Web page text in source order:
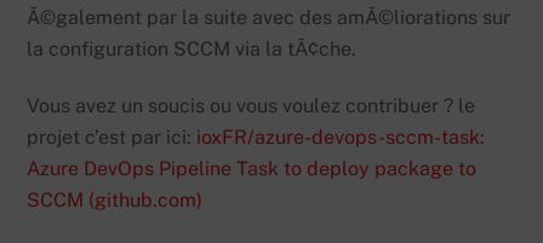
Ã©galement par la suite avec des amÃ©liorations sur
la configuration SCCM via la tÃ¢che.
Vous avez un soucis ou vous voulez contribuer ? le
projet c’est par ici: ioxFR/azure-devops-sccm-task:
Azure DevOps Pipeline Task to deploy package to
SCCM (github.com)